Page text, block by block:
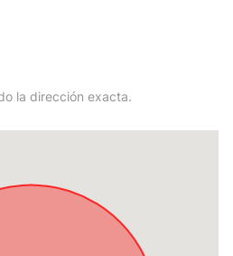
la dirección exacta.